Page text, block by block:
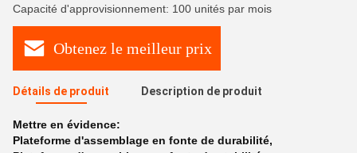
Capacité d'approvisionnement: 100 unités par mois
Obtenez le meilleur prix
Détails de produit Description de produit
Mettre en évidence:
Plateforme d'assemblage en fonte de durabilité,